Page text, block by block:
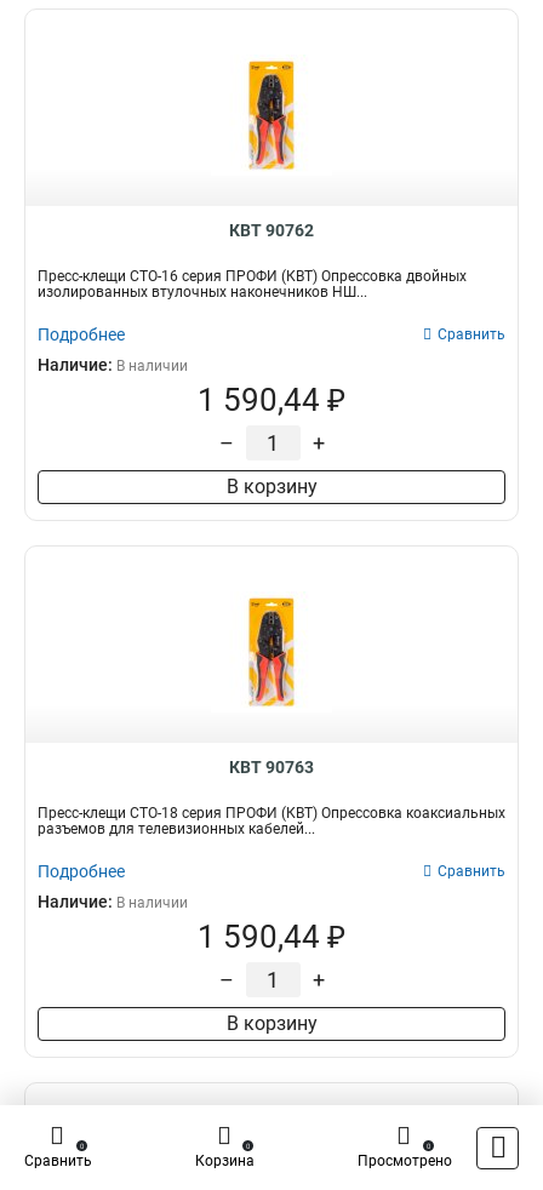
КВТ 90762
Пресс-клещи СТО-16 серия ПРОФИ (КВТ) Опрессовка двойных
изолированных втулочных наконечников НШ...
Подробнее Сравнить
Наличие: В наличии
1 590,44 ₽
– +
В корзину
КВТ 90763
Пресс-клещи СТО-18 серия ПРОФИ (КВТ) Опрессовка коаксиальных
разъемов для телевизионных кабелей...
Подробнее Сравнить
Наличие: В наличии
1 590,44 ₽
– +
В корзину
Сравнить
0
Корзина
0
Просмотрено
0